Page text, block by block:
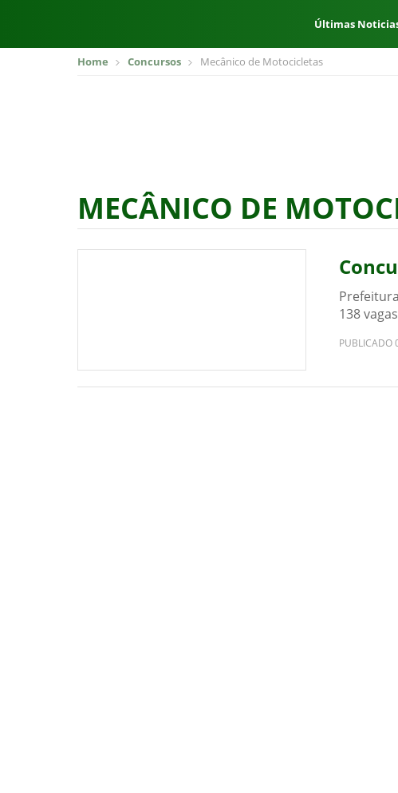
Últimas
Home Concursos Mecânico de Motocicletas
MECÂNICO DE
138
PUBLICADO